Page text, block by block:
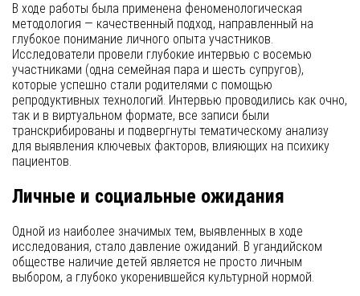
В ходе работы была применена феноменологическая
методология — качественный подход, направленный на
глубокое понимание личного опыта участников.
Исследователи провели глубокие интервью с восемью
участниками (одна семейная пара и шесть супругов),
которые успешно стали родителями с помощью
репродуктивных технологий. Интервью проводились как очно,
так и в виртуальном формате, все записи были
транскрибированы и подвергнуты тематическому анализу
для выявления ключевых факторов, влияющих на психику
пациентов.
Личные и социальные ожидания
Одной из наиболее значимых тем, выявленных в ходе
исследования, стало давление ожиданий. В угандийском
обществе наличие детей является не просто личным
выбором, а глубоко укоренившейся культурной нормой.